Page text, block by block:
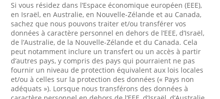
Si vous résidez dans l’Espace économique européen (EEE),
en Israël, en Australie, en Nouvelle-Zélande et au Canada,
sachez que nous pouvons traiter et/ou transférer vos
données à caractère personnel en dehors de l’EEE, d’Israël,
de l’Australie, de la Nouvelle-Zélande et du Canada. Cela
peut notamment inclure un transfert ou un accès à partir
d’autres pays, y compris des pays qui pourraient ne pas
fournir un niveau de protection équivalent aux lois locales
et/ou à celles sur la protection des données (« Pays non
adéquats »). Lorsque nous transférons des données à